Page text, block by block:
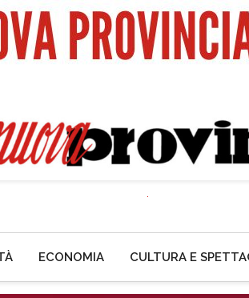
ECONOMIA CULTURA E